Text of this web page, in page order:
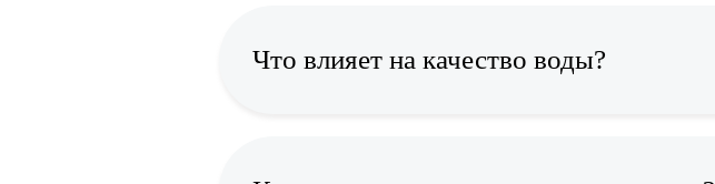
Что влияет на качество воды?